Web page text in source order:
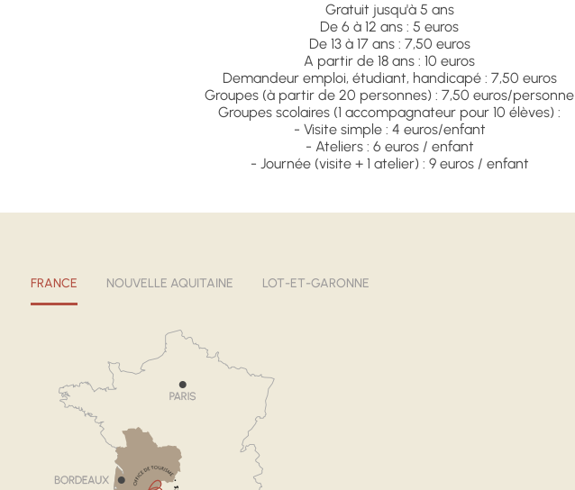
Gratuit jusqu'à 5 ans
De 6 à 12 ans : 5 euros
De 13 à 17 ans : 7,50 euros
A partir de 18 ans : 10 euros
Demandeur emploi, étudiant, handicapé : 7,50 euros
Groupes (à partir de 20 personnes) : 7,50 euros/personne
Groupes scolaires (1 accompagnateur pour 10 élèves) :
- Visite simple : 4 euros/enfant
- Ateliers : 6 euros / enfant
- Journée (visite + 1 atelier) : 9 euros / enfant
FRANCE NOUVELLE AQUITAINE LOT-ET-GARONNE